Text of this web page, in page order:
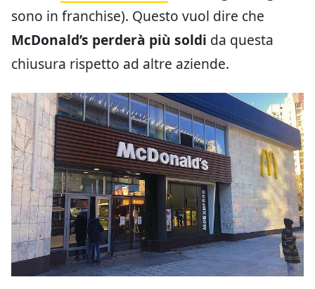
sono in franchise). Questo vuol dire che
McDonald’s perderà più soldi da questa
chiusura rispetto ad altre aziende.